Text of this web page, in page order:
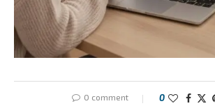
0 comment 0